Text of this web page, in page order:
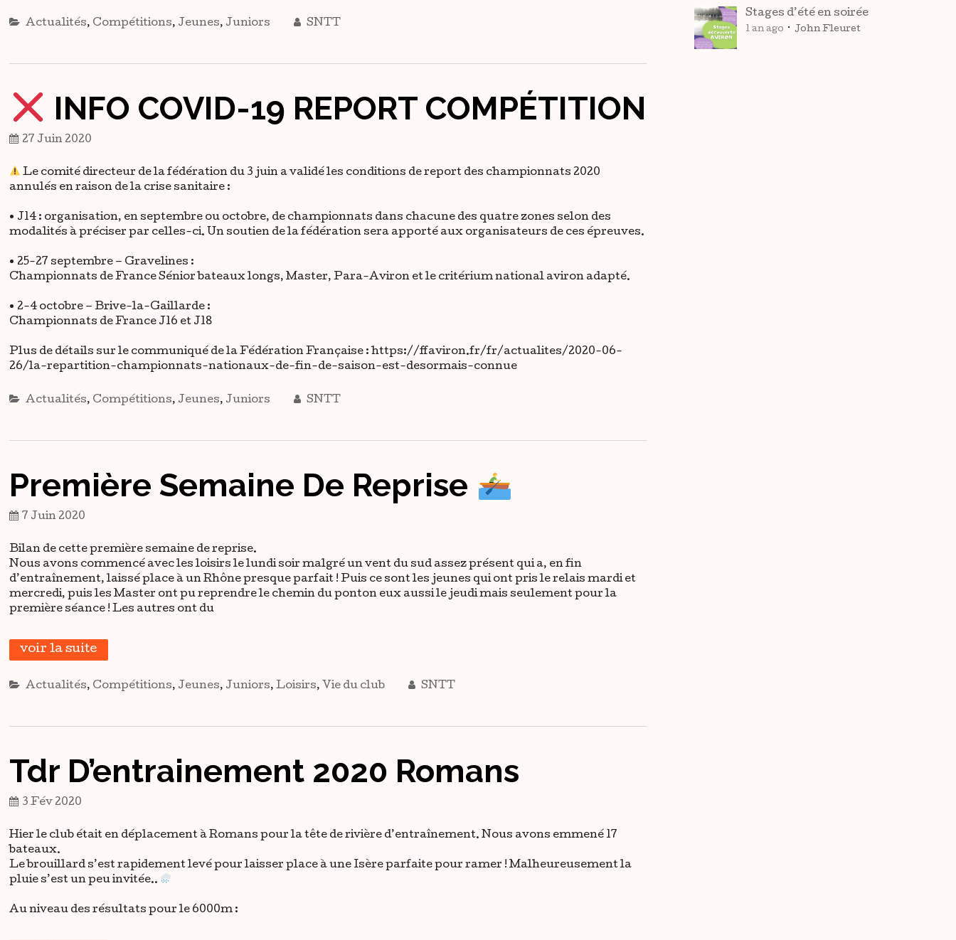
Actualités, Compétitions, Jeunes, Juniors SNTT
INFO COVID-19 REPORT COMPÉTITION
27 Juin 2020
Le comité directeur de la fédération du 3 juin a validé les conditions de report des championnats 2020
annulés en raison de la crise sanitaire :
• J14 : organisation, en septembre ou octobre, de championnats dans chacune des quatre zones selon des
modalités à préciser par celles-ci. Un soutien de la fédération sera apporté aux organisateurs de ces épreuves.
• 25-27 septembre – Gravelines :
Championnats de France Sénior bateaux longs, Master, Para-Aviron et le critérium national aviron adapté.
• 2-4 octobre – Brive-la-Gaillarde :
Championnats de France J16 et J18
Plus de détails sur le communiqué de la Fédération Française : https://ffaviron.fr/fr/actualites/2020-06-
26/la-repartition-championnats-nationaux-de-fin-de-saison-est-desormais-connue
Actualités, Compétitions, Jeunes, Juniors SNTT
Première Semaine De Reprise
7 Juin 2020
Bilan de cette première semaine de reprise.
Nous avons commencé avec les loisirs le lundi soir malgré un vent du sud assez présent qui a, en fin
d’entraînement, laissé place à un Rhône presque parfait ! Puis ce sont les jeunes qui ont pris le relais mardi et
mercredi, puis les Master ont pu reprendre le chemin du ponton eux aussi le jeudi mais seulement pour la
première séance ! Les autres ont du
voir la suite
Actualités, Compétitions, Jeunes, Juniors,Loisirs, Vie du club SNTT
Tdr D’entrainement 2020 Romans
3 Fév 2020
Hier le club était en déplacement à Romans pour la tête de rivière d’entraînement. Nous avons emmené 17
bateaux.
Le brouillard s’est rapidement levé pour laisser place à une Isère parfaite pour ramer ! Malheureusement la
pluie s’est un peu invitée..
Au niveau des résultats pour le 6000m :
Stages d’été en soirée
1 an ago John Fleuret